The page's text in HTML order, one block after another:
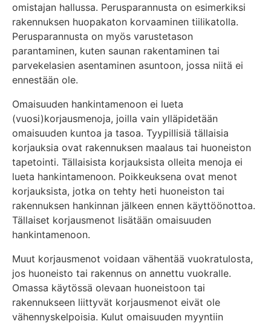
omistajan hallussa. Perusparannusta on esimerkiksi
rakennuksen huopakaton korvaaminen tiilikatolla.
Perusparannusta on myös varustetason
parantaminen, kuten saunan rakentaminen tai
parvekelasien asentaminen asuntoon, jossa niitä ei
ennestään ole.
Omaisuuden hankintamenoon ei lueta
(vuosi)korjausmenoja, joilla vain ylläpidetään
omaisuuden kuntoa ja tasoa. Tyypillisiä tällaisia
korjauksia ovat rakennuksen maalaus tai huoneiston
tapetointi. Tällaisista korjauksista olleita menoja ei
lueta hankintamenoon. Poikkeuksena ovat menot
korjauksista, jotka on tehty heti huoneiston tai
rakennuksen hankinnan jälkeen ennen käyttöönottoa.
Tällaiset korjausmenot lisätään omaisuuden
hankintamenoon.
Muut korjausmenot voidaan vähentää vuokratulosta,
jos huoneisto tai rakennus on annettu vuokralle.
Omassa käytössä olevaan huoneistoon tai
rakennukseen liittyvät korjausmenot eivät ole
vähennyskelpoisia. Kulut omaisuuden myyntiin